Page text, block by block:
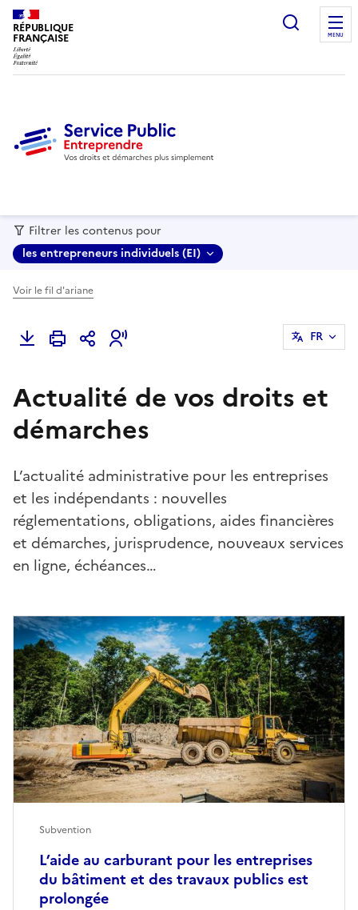
RÉPUBLIQUE
FRANÇAISE MENU
Filtrer les contenus pour
les entrepreneurs individuels (EI)
Voir le fil d'ariane
FR
Actualité de vos droits et
démarches
L’actualité administrative pour les entreprises
et les indépendants : nouvelles
réglementations, obligations, aides financières
et démarches, jurisprudence, nouveaux services
en ligne, échéances…
L’aide au carburant pour les entreprises
du bâtiment et des travaux publics est
prolongée
Subvention